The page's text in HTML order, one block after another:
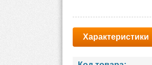
Характеристики